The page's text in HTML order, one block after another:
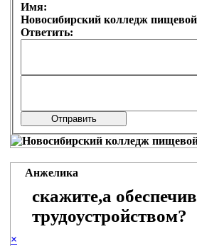
Имя:
Новосибирский колледж
Ответить:
Анжелика
скажите,а
трудоустройством?
×